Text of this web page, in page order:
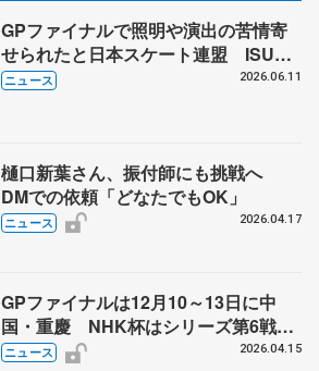
GPファイナルで照明や演出の苦情寄
せられたと日本スケート連盟 ISU総
会で発言「スケーター見たいファンに
ニュース 2026.06.11
樋口新葉さん、振付師にも挑戦へ
DMでの依頼「どなたでもOK」
ニュース 2026.04.17
GPファイナルは12月10～13日に中
国・重慶 NHK杯はシリーズ第6戦、
11月27～29日に東京 2026～27年シ
ニュース 2026.04.15